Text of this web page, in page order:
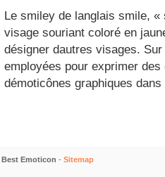
Le smiley de langlais smile,
visage souriant coloré en
désigner dautres visages.
employées pour exprimer
démoticônes graphiques
Best Emoticon - Sitemap